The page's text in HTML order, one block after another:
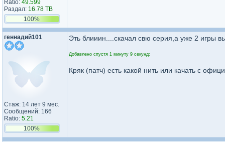
Ratio: 49.599
Раздал: 16.78 TB
100%
геннадий101
Стаж: 14 лет 9 мес.
Сообщений: 166
Ratio: 5.21
100%
Эть блииин....скачал свю серия,а уже 2 игры
Добавлено спустя 1 минуту 9 секунд:
Кряк (патч) есть какой нить или качать с